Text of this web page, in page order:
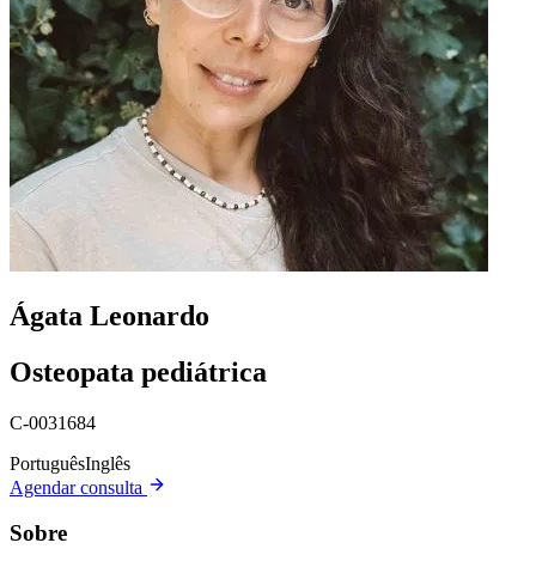
Ágata Leonardo
Osteopata pediátrica
C-0031684
PortuguêsInglês
Agendar consulta
Sobre